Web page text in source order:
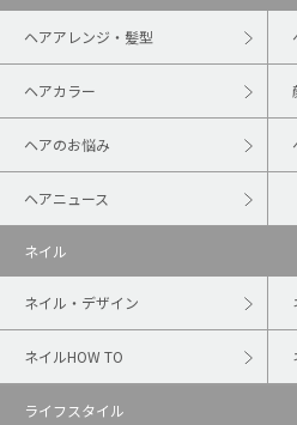
ヘアアレンジ・髪型
ヘアカラー
ヘアのお悩み
ヘアニュース
ネイル
ネイル・デザイン
ネイルHOW TO
ライフスタイル